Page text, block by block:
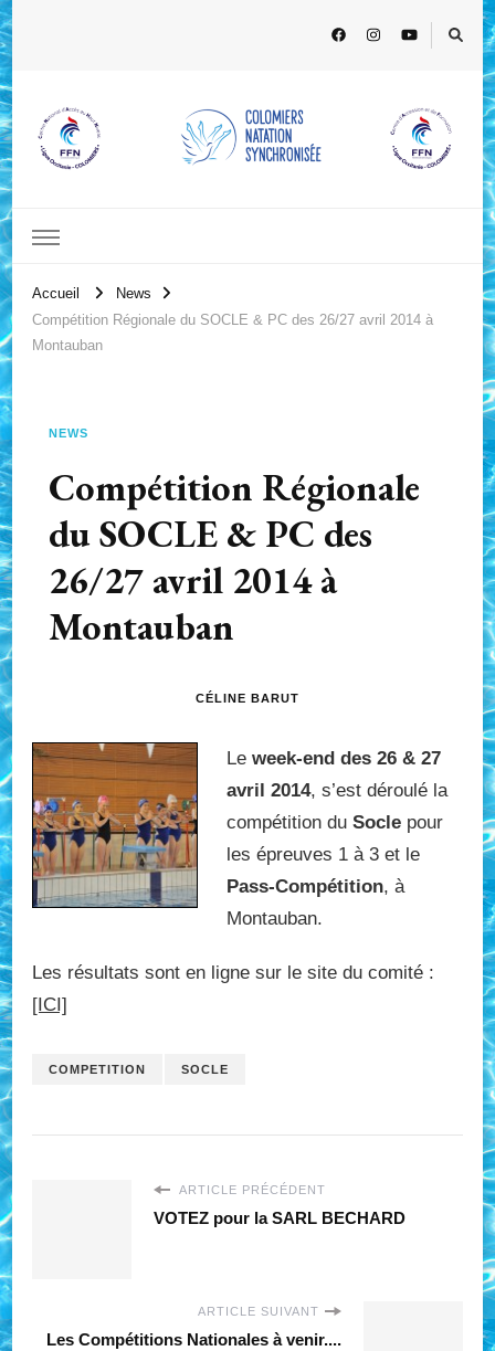
Accueil
News
Compétition Régionale du SOCLE & PC des 26/27 avril 2014 à
Montauban
NEWS
Compétition Régionale
du SOCLE & PC des
26/27 avril 2014 à
Montauban
CÉLINE BARUT
Le week-end des 26 & 27
avril 2014, s’est déroulé la
compétition du Socle pour
les épreuves 1 à 3 et le
Pass-Compétition, à
Montauban.
Les résultats sont en ligne sur le site du comité :
[ICI]
COMPETITION SOCLE
ARTICLE PRÉCÉDENT
VOTEZ pour la SARL BECHARD
ARTICLE SUIVANT
Les Compétitions Nationales à venir....